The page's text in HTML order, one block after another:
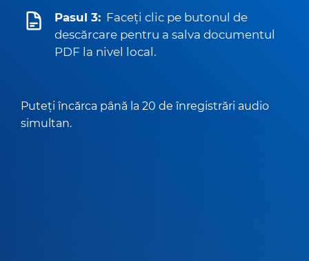
Pasul 3: Faceți clic pe butonul de
descărcare pentru a salva documentul
PDF la nivel local.
Puteți încărca până la 20 de înregistrări audio
simultan.